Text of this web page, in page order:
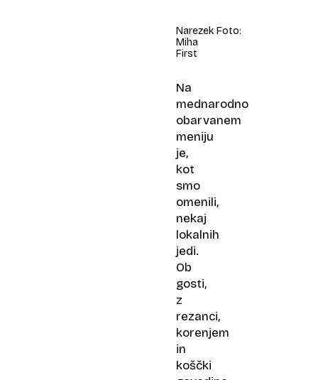
Narezek Foto:
Miha
First
Na
mednarodno
obarvanem
meniju
je,
kot
smo
omenili,
nekaj
lokalnih
jedi.
Ob
gosti,
z
rezanci,
korenjem
in
koščki